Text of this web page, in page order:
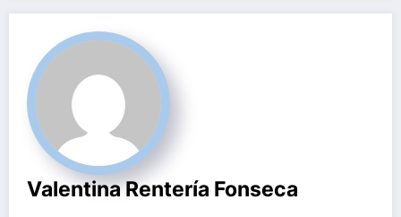
Valentina Rentería Fonseca